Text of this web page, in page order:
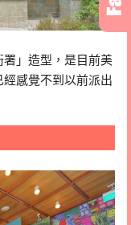
」造型，是目前美
感覺不到以前派出